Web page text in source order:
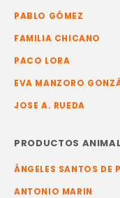
PABLO GÓMEZ
FAMILIA CHICANO
PACO LORA
EVA MANZORO
JOSE A. RUEDA
PRODUCTOS
ÁNGELES SANTOS DE
ANTONIO MARIN